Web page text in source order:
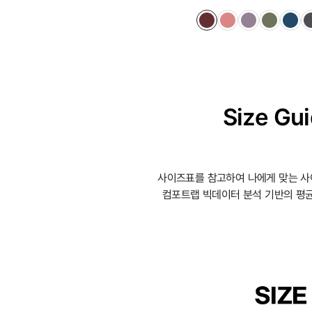
Size
사이즈표를 참고하여 나에게 맞는
컴포트랩 빅데이터 분석 기반의 평